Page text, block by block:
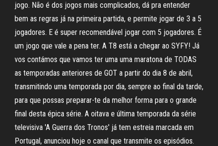
jogo. Não é dos jogos mais complicados, dá pra entender
bem as regras já na primeira partida, e permite jogar de 3 a 5
jogadores. E é super recomendável jogar com 5 jogadores. É
um jogo que vale a pena ter. A T8 está a chegar ao SYFY! Já
vos contámos que vamos ter uma uma maratona de TODAS
as temporadas anteriores de GOT a partir do dia 8 de abril,
transmitindo uma temporada por dia, sempre ao final da tarde,
para que possas preparar-te da melhor forma para o grande
final desta épica série. A oitava e última temporada da série
televisiva 'A Guerra dos Tronos' já tem estreia marcada em
Portugal, anunciou hoje o canal que transmite os episódios.